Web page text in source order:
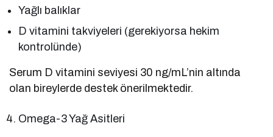
Yağlı balıklar
D vitamini takviyeleri (gerekiyorsa hekim
kontrolünde)
Serum D vitamini seviyesi 30 ng/mL’nin altında
olan bireylerde destek önerilmektedir.
Omega-3 Yağ Asitleri